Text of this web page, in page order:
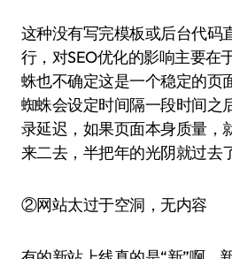
这种没有写完模板或后台代码
行，对SEO优化的影响主要在
蛛也不确定这是一个稳定的页
蜘蛛会设定时间隔一段时间之
录延迟，如果页面本身质量，
来二去，半把年的光阴就过去了
②网站太过于空洞，无内容